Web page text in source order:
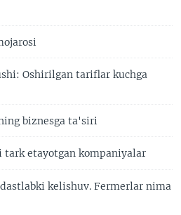
Oshirilgan tariflar kuchga
biznesga ta'siri
tark etayotgan kompaniyalar
kelishuv. Fermerlar nima